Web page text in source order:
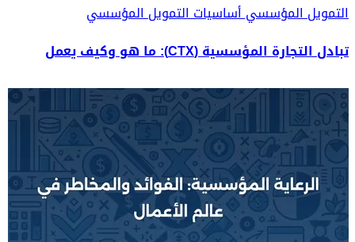
التمويل المؤسسيأساسيات التمويل المؤسسي
تبادل التجارة المؤسسية (CTX): ما هو وكيف يعمل